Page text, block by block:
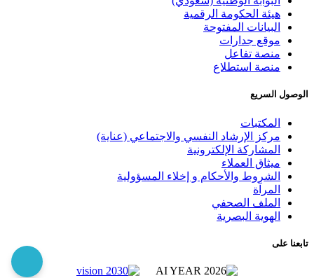
هيئة الحكومة الرقمية
البيانات المفتوحة
موقع جدارات
منصة تفاعل
منصة استطلاع
الوصول السريع
المكتبات
مركز الإرشاد النفسي والاجتماعي (عناية)
المشاركة الإلكترونية
ميثاق العملاء
الشروط والأحكام و إخلاء المسؤولية
المرآة
الملف الصحفي
الهوية البصرية
تابعنا على